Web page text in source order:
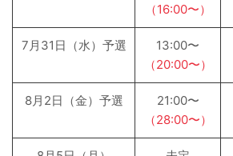
（16:00〜）
7月31日（水）予選
13:00〜
（20:00〜）
8月2日（金）予選
21:00〜
（28:00〜）